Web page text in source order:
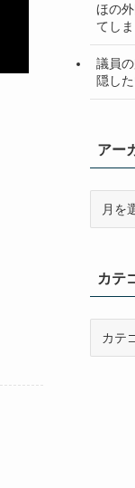
ほの
てし
議員
隠し
アー
ブカテ